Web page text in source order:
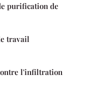
purification de
travail
l'infiltration